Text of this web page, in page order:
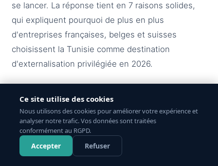
se lancer. La réponse tient en 7 raisons solides,
qui expliquent pourquoi de plus en plus
d'entreprises françaises, belges et suisses
choisissent la Tunisie comme destination
d'externalisation privilégiée en 2026.
1. Le même fuseau horaire que
l'Europe (UTC+1)
La Tunisie est en UTC+1 toute l'année — soit
l'heure de Paris en hiver et une heure de moins
Ce site utilise des cookies
Nous utilisons des cookies pour améliorer votre expérience et
analyser notre trafic. Vos données sont traitées
conformément au RGPD.
Accepter Refuser